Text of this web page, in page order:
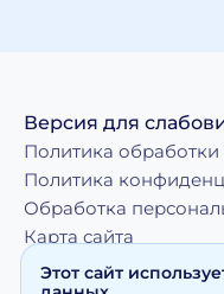
Версия для
Политика обработки
Политика
Обработка
Карта сайта
Этот сайт